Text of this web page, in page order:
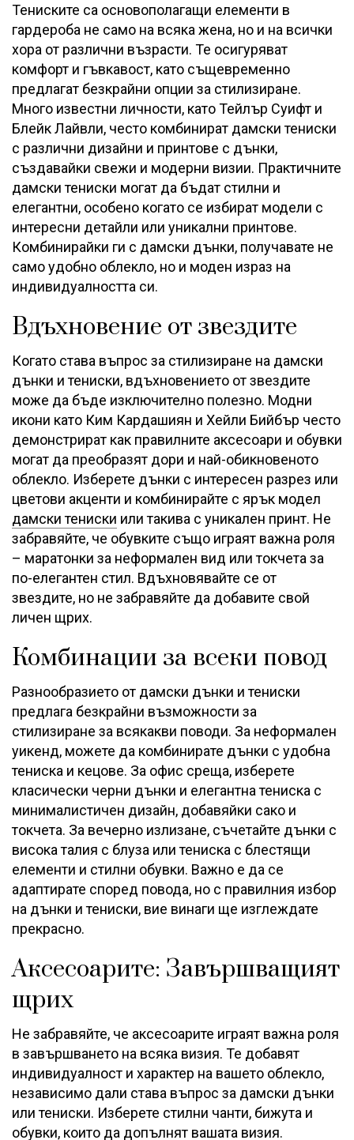
Тениските са основополагащи елементи в
гардероба не само на всяка жена, но и на всички
хора от различни възрасти. Те осигуряват
комфорт и гъвкавост, като същевременно
предлагат безкрайни опции за стилизиране.
Много известни личности, като Тейлър Суифт и
Блейк Лайвли, често комбинират дамски тениски
с различни дизайни и принтове с дънки,
създавайки свежи и модерни визии. Практичните
дамски тениски могат да бъдат стилни и
елегантни, особено когато се избират модели с
интересни детайли или уникални принтове.
Комбинирайки ги с дамски дънки, получавате не
само удобно облекло, но и моден израз на
индивидуалността си.
Вдъхновение от звездите
Когато става въпрос за стилизиране на дамски
дънки и тениски, вдъхновението от звездите
може да бъде изключително полезно. Модни
икони като Ким Кардашиян и Хейли Бийбър често
демонстрират как правилните аксесоари и обувки
могат да преобразят дори и най-обикновеното
облекло. Изберете дънки с интересен разрез или
цветови акценти и комбинирайте с ярък модел
дамски тениски или такива с уникален принт. Не
забравяйте, че обувките също играят важна роля
– маратонки за неформален вид или токчета за
по-елегантен стил. Вдъхновявайте се от
звездите, но не забравяйте да добавите свой
личен щрих.
Комбинации за всеки повод
Разнообразието от дамски дънки и тениски
предлага безкрайни възможности за
стилизиране за всякакви поводи. За неформален
уикенд, можете да комбинирате дънки с удобна
тениска и кецове. За офис среща, изберете
класически черни дънки и елегантна тениска с
минималистичен дизайн, добавяйки сако и
токчета. За вечерно излизане, съчетайте дънки с
висока талия с блуза или тениска с блестящи
елементи и стилни обувки. Важно е да се
адаптирате според повода, но с правилния избор
на дънки и тениски, вие винаги ще изглеждате
прекрасно.
Аксесоарите: Завършващият
щрих
Не забравяйте, че аксесоарите играят важна роля
в завършването на всяка визия. Те добавят
индивидуалност и характер на вашето облекло,
независимо дали става въпрос за дамски дънки
или тениски. Изберете стилни чанти, бижута и
обувки, които да допълнят вашата визия.